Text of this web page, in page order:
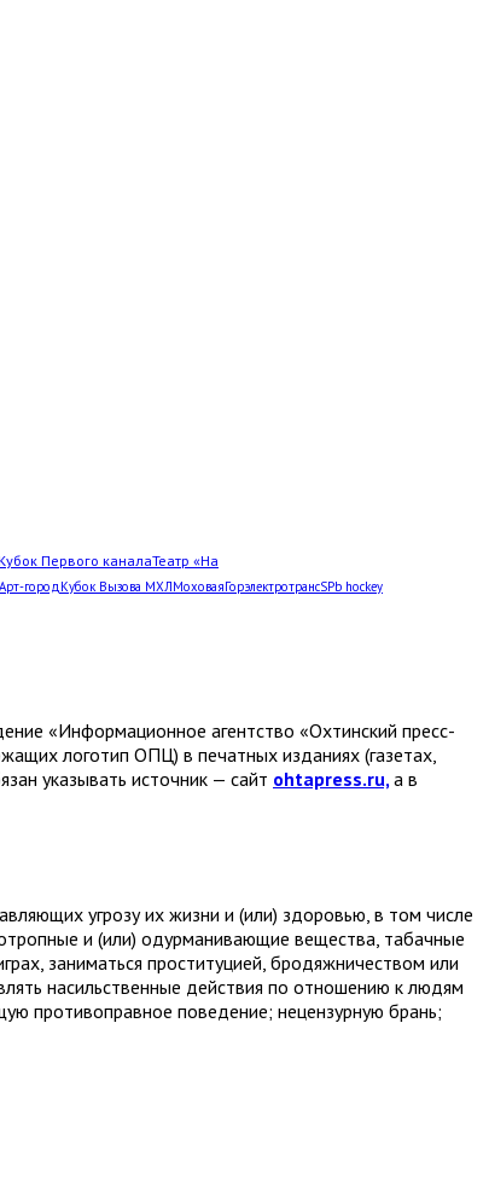
Первого каналаТеатр «На
Арт-город Кубок Вызова МХЛМоховаяГорэлектротрансSPb hockey
«Информационное агентство «Охтинский пресс-
логотип ОПЦ) в печатных изданиях (газетах,
указывать источник — сайт ohtapress.ru, а в
угрозу их жизни и (или) здоровью, в том числе
и (или) одурманивающие вещества, табачные
заниматься проституцией, бродяжничеством или
насильственные действия по отношению к людям
противоправное поведение; нецензурную брань;